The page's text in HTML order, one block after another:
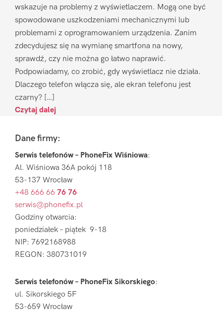
wskazuje na problemy z wyświetlaczem. Mogą one być
spowodowane uszkodzeniami mechanicznymi lub
problemami z oprogramowaniem urządzenia. Zanim
zdecydujesz się na wymianę smartfona na nowy,
sprawdź, czy nie można go łatwo naprawić.
Podpowiadamy, co zrobić, gdy wyświetlacz nie działa.
Dlaczego telefon włącza się, ale ekran telefonu jest
czarny? […]
Czytaj dalej
FooterDane firmy:
Serwis telefonów – PhoneFix Wiśniowa:
Al. Wiśniowa 36A pokój 118
53-137 Wrocław
+48 666 66 76 76
serwis@phonefix.pl
Godziny otwarcia:
poniedziałek – piątek 9-18
NIP: 7692168988
REGON: 380731019
Serwis telefonów – PhoneFix Sikorskiego:
ul. Sikorskiego 5F
53-659 Wrocław